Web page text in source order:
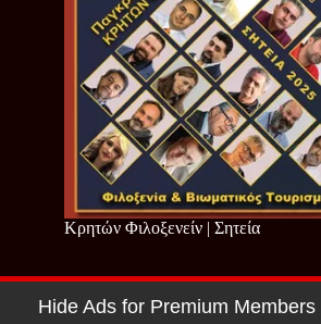
Κρητών Φιλοξενείν | Σητεία
Copyright © 2026 - Cretan Business | Κρητών
Hide Ads for Premium